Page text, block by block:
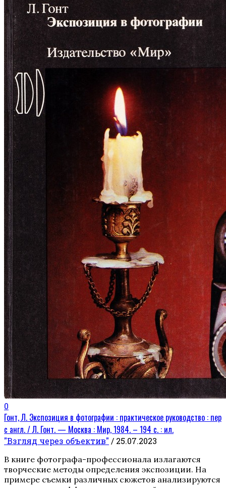
0
Гонт, Л. Экспозиция в фотографии : практическое руководство : пер
с англ. / Л. Гонт. — Москва : Мир, 1984. – 194 с. : ил.
"Взгляд через объектив" / 25.07.2023
В книге фотографа-профессионала излагаются
творческие методы определения экспозиции. На
примере съемки различных сюжетов анализируются